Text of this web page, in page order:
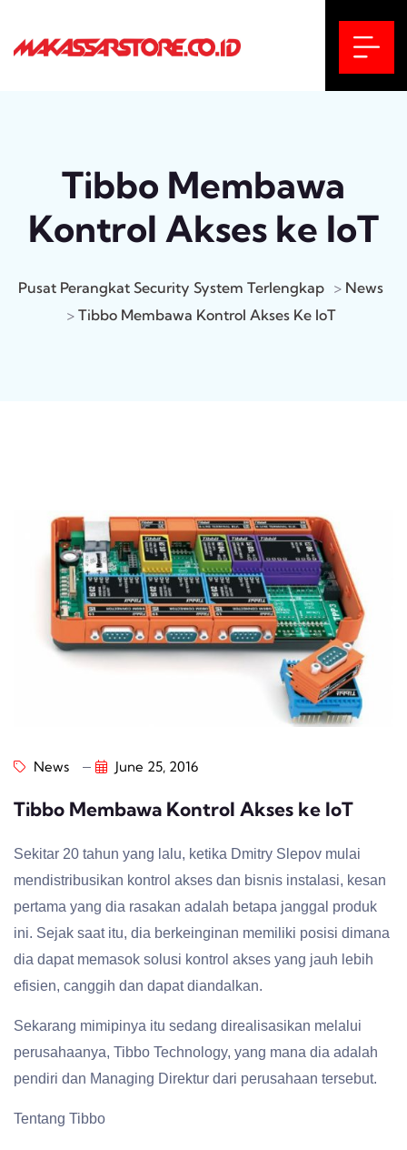
Tibbo Membawa
Kontrol Akses ke IoT
Pusat Perangkat Security System Terlengkap > News
> Tibbo Membawa Kontrol Akses Ke IoT
News June 25, 2016
Tibbo Membawa Kontrol Akses ke IoT
Sekitar 20 tahun yang lalu, ketika Dmitry Slepov mulai
mendistribusikan kontrol akses dan bisnis instalasi, kesan
pertama yang dia rasakan adalah betapa janggal produk
ini. Sejak saat itu, dia berkeinginan memiliki posisi dimana
dia dapat memasok solusi kontrol akses yang jauh lebih
efisien, canggih dan dapat diandalkan.
Sekarang mimipinya itu sedang direalisasikan melalui
perusahaanya, Tibbo Technology, yang mana dia adalah
pendiri dan Managing Direktur dari perusahaan tersebut.
Tentang Tibbo